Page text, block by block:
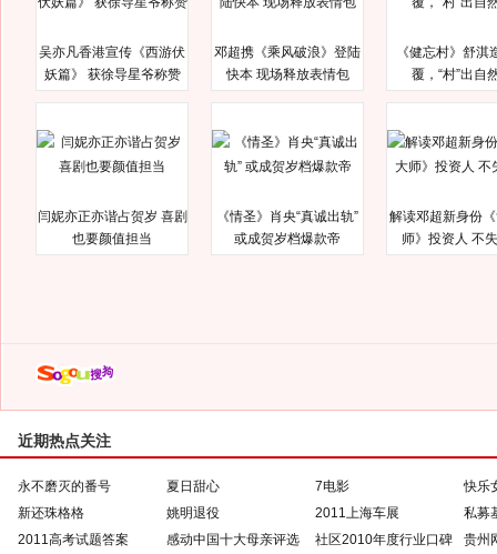
吴亦凡香港宣传《西游伏
妖篇》 获徐导星爷称赞
邓超携《乘风破浪》登陆
快本 现场释放表情包
《健忘村》舒淇
覆，“村”出自
闫妮亦正亦谐占贺岁 喜剧
也要颜值担当
《情圣》肖央“真诚出轨”
或成贺岁档爆款帝
解读邓超新身份
师》投资人 不
近期热点关注
永不磨灭的番号 夏日甜心 7电影
快乐
新还珠格格
姚明退役 2011上海车展
私募
2011高考试题答案
感动中国十大母亲评选
社区2010年度行业口碑
贵州